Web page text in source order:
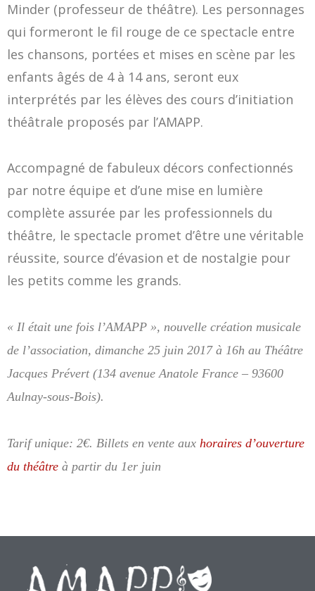
Minder (professeur de théâtre). Les personnages
qui formeront le fil rouge de ce spectacle entre
les chansons, portées et mises en scène par les
enfants âgés de 4 à 14 ans, seront eux
interprétés par les élèves des cours d’initiation
théâtrale proposés par l’AMAPP.
Accompagné de fabuleux décors confectionnés
par notre équipe et d’une mise en lumière
complète assurée par les professionnels du
théâtre, le spectacle promet d’être une véritable
réussite, source d’évasion et de nostalgie pour
les petits comme les grands.
« Il était une fois l’AMAPP », nouvelle création musicale
de l’association, dimanche 25 juin 2017 à 16h au Théâtre
Jacques Prévert (134 avenue Anatole France – 93600
Aulnay-sous-Bois).
Tarif unique: 2€. Billets en vente aux horaires d’ouverture
du théâtre à partir du 1er juin